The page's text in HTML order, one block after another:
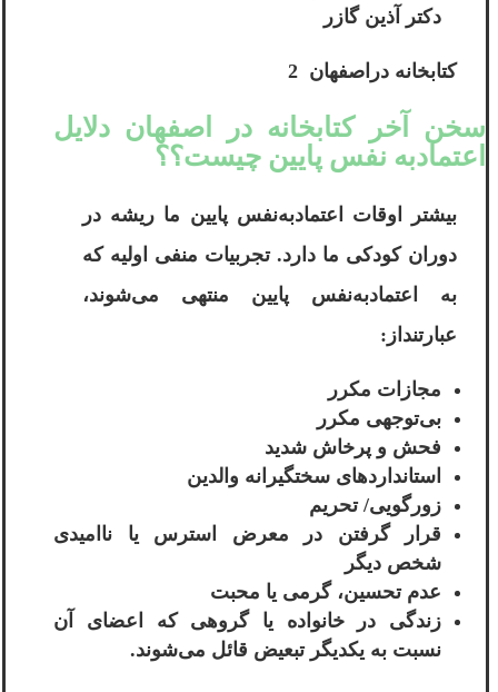
دکتر آذین گازر
کتابخانه دراصفهان 2
سخن آخر کتابخانه در اصفهان دلایل
اعتمادبه نفس پایین چیست؟؟
بیشتر اوقات اعتماد‌به‌نفس پایین ما ریشه در
دوران کودکی ما دارد. تجربیات منفی اولیه که
به اعتماد‌به‌نفس پایین منتهی می‌شوند،
عبارتنداز:
مجازات مکرر
بی‌توجهی مکرر
فحش و پرخاش شدید
استانداردهای سختگیرانه والدین
زورگویی/ تحریم
قرار گرفتن در معرض استرس یا ناامیدی
شخص دیگر
عدم تحسین، گرمی یا محبت
زندگی در خانواده یا گروهی که اعضای آن
نسبت به یکدیگر تبعیض قائل می‌شوند.